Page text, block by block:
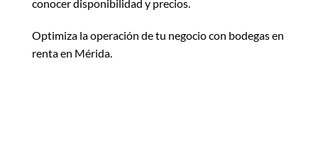
conocer disponibilidad y precios.
Optimiza la operación de tu negocio con bodegas en
renta en Mérida.